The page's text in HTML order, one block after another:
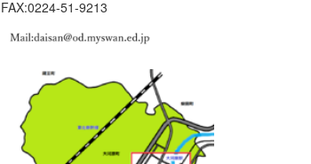
FAX:0224-51-9213